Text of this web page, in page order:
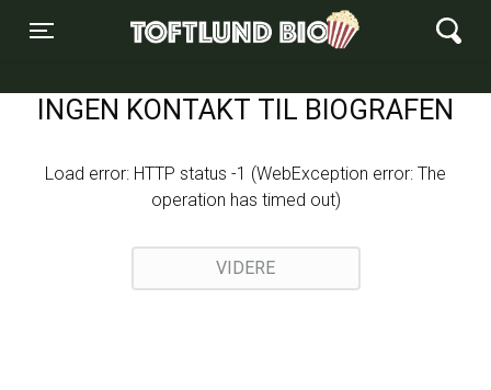
Toggle navigation
Toftlund Biograf
INGEN KONTAKT TIL BIOGRAFEN
Load error: HTTP status -1 (WebException error: The
operation has timed out)
VIDERE